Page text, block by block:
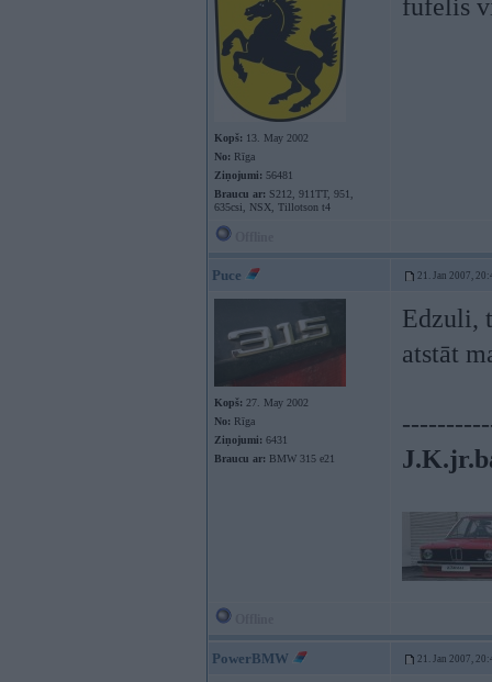
Kopš: 13. May 2002
No: Rīga
Ziņojumi: 56481
Braucu ar: S212, 911TT, 951,
635csi, NSX, Tillotson t4
fufelis
Puce 21. Jan 2007,
Kopš: 27. May 2002
No: Rīga
Ziņojumi: 6431
Braucu ar: BMW 315 e21
Edzuli,
atstāt
PowerBMW 21. Jan 2007,